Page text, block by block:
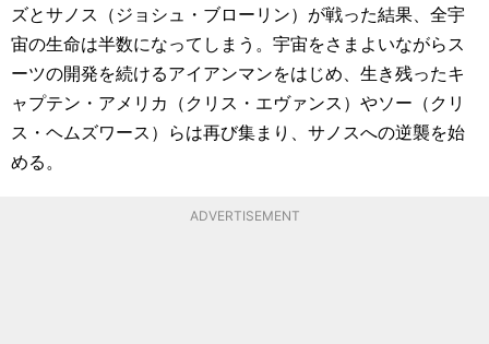
ズとサノス（ジョシュ・ブローリン）が戦った結果、全宇
宙の生命は半数になってしまう。宇宙をさまよいながらス
ーツの開発を続けるアイアンマンをはじめ、生き残ったキ
ャプテン・アメリカ（クリス・エヴァンス）やソー（クリ
ス・ヘムズワース）らは再び集まり、サノスへの逆襲を始
める。
ADVERTISEMENT